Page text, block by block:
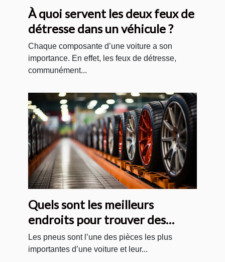
À quoi servent les deux feux de
détresse dans un véhicule ?
Chaque composante d’une voiture a son
importance. En effet, les feux de détresse,
communément...
Quels sont les meilleurs
endroits pour trouver des
pneus pas cher ?
Les pneus sont l’une des pièces les plus
importantes d’une voiture et leur...